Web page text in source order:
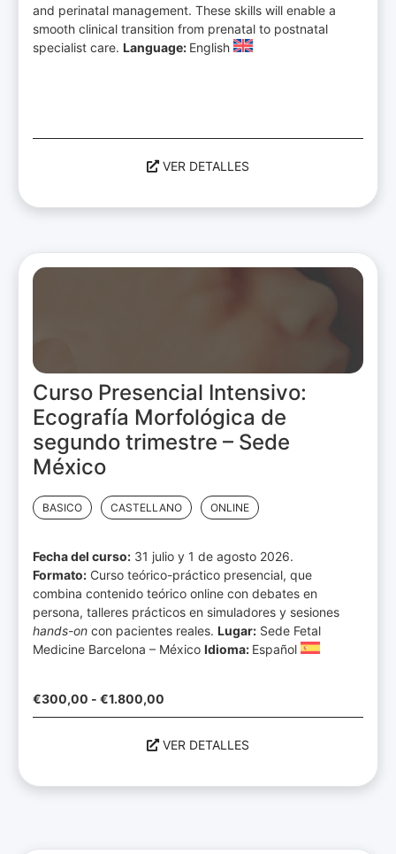
and perinatal management. These skills will enable a
smooth clinical transition from prenatal to postnatal
specialist care. Language: English
VER DETALLES
Curso Presencial Intensivo:
Ecografía Morfológica de
segundo trimestre – Sede
México
BASICO CASTELLANO ONLINE
Fecha del curso: 31 julio y 1 de agosto 2026.
Formato: Curso teórico-práctico presencial, que
combina contenido teórico online con debates en
persona, talleres prácticos en simuladores y sesiones
hands-on con pacientes reales. Lugar: Sede Fetal
Medicine Barcelona – México Idioma: Español
€300,00 - €1.800,00
VER DETALLES